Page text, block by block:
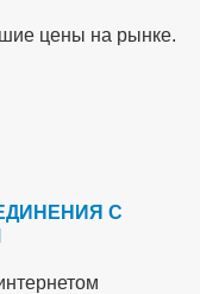
цены на рынке.
С